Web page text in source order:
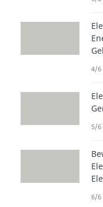
4/6
5/6
6/6